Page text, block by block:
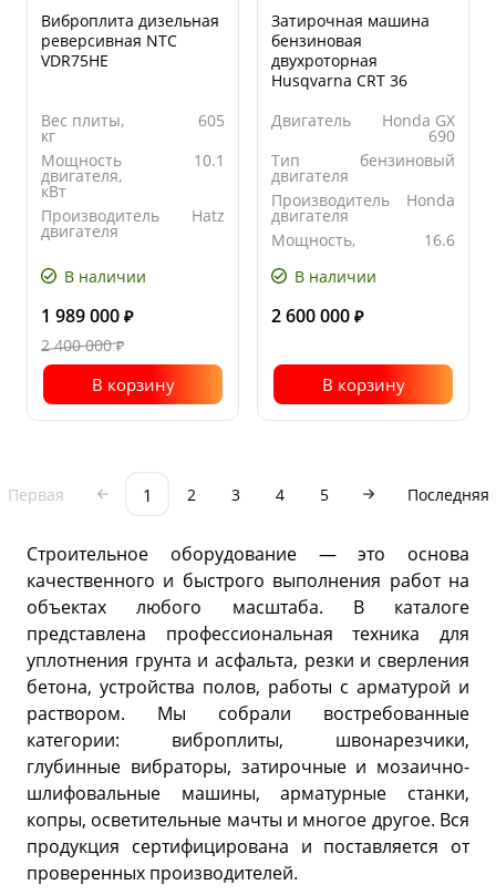
Виброплита дизельная
реверсивная NTC
VDR75HE
Вес плиты,
кг
605
Мощность
двигателя,
кВт
10.1
Производитель
двигателя
Hatz
основания
плиты, мм
В наличии
1 989 000 ₽
2 400 000₽
В корзину
Затирочная машина
бензиновая
двухроторная
Husqvarna CRT 36
Двигатель
Honda GX
690
Тип
двигателя
бензиновый
Производитель
двигателя
Honda
Мощность,
16.6
В наличии
2 600 000 ₽
В корзину
Первая 1 2 3 4 5 Последняя
Строительное оборудование — это основа
качественного и быстрого выполнения работ на
объектах любого масштаба. В каталоге
представлена профессиональная техника для
уплотнения грунта и асфальта, резки и сверления
бетона, устройства полов, работы с арматурой и
раствором. Мы собрали востребованные
категории: виброплиты, швонарезчики,
глубинные вибраторы, затирочные и мозаично-
шлифовальные машины, арматурные станки,
копры, осветительные мачты и многое другое. Вся
продукция сертифицирована и поставляется от
проверенных производителей.